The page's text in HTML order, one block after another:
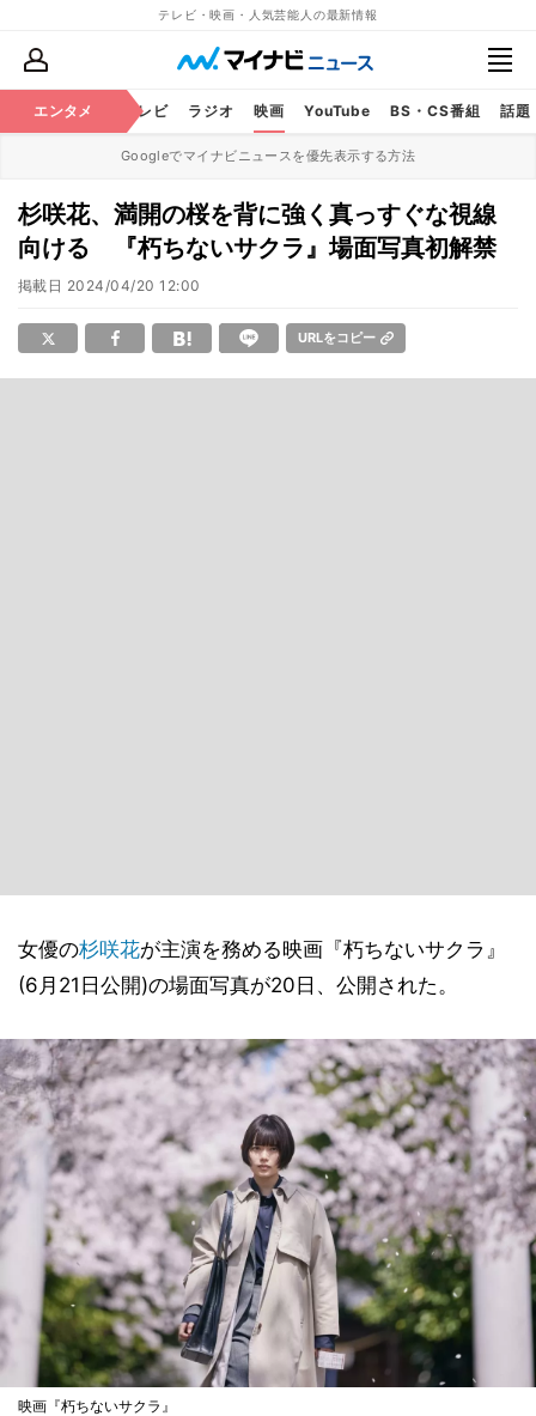
テレビ・映画・人気芸能人の最新情報
エンタメ
芸能 テレビ ラジオ 映画 YouTube BS・CS番組 話題
Googleでマイナビニュースを優先表示する方法
杉咲花、満開の桜を背に強く真っすぐな視線
向ける 『朽ちないサクラ』場面写真初解禁
掲載日 2024/04/20 12:00
URLをコピー
女優の杉咲花が主演を務める映画『朽ちないサクラ』
(6月21日公開)の場面写真が20日、公開された。
映画『朽ちないサクラ』